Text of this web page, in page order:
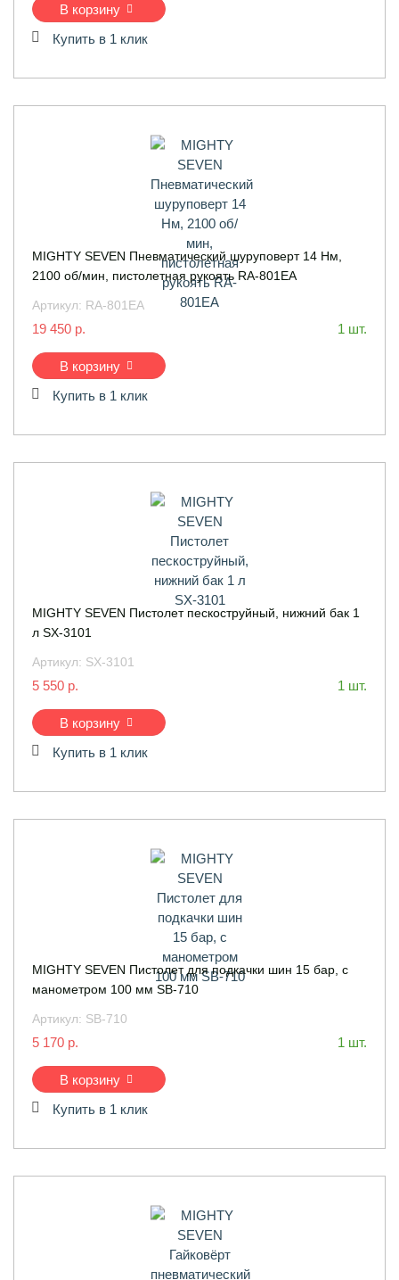
В корзину
Купить в 1 клик
MIGHTY SEVEN Пневматический шуруповерт 14 Нм,
2100 об/мин, пистолетная рукоять RA-801EA
Артикул: RA-801EA
19 450 р. 1 шт.
В корзину
Купить в 1 клик
MIGHTY SEVEN Пистолет пескоструйный, нижний бак 1
л SX-3101
Артикул: SX-3101
5 550 р. 1 шт.
В корзину
Купить в 1 клик
MIGHTY SEVEN Пистолет для подкачки шин 15 бар, с
манометром 100 мм SB-710
Артикул: SB-710
5 170 р. 1 шт.
В корзину
Купить в 1 клик